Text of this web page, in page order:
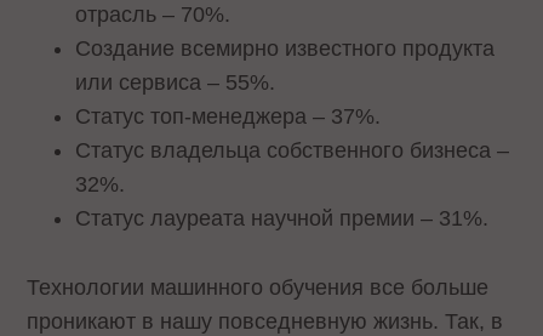
отрасль – 70%.
Создание всемирно известного продукта
или сервиса – 55%.
Статус топ-менеджера – 37%.
Статус владельца собственного бизнеса –
32%.
Статус лауреата научной премии – 31%.
Технологии машинного обучения все больше
проникают в нашу повседневную жизнь. Так, в